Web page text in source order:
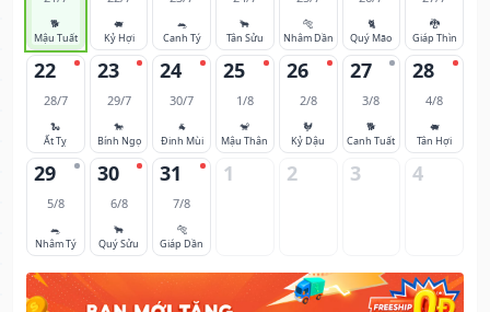
🐕
Mậu Tuất
🐖
Kỷ Hợi
🐀
Canh Tý
🐂
Tân Sửu
🐅
Nhâm Dần
🐈
Quý Mão
🐉
Giáp Thìn
22
28/7
🐍
Ất Tỵ
23
29/7
🐎
Bính Ngọ
24
30/7
🐐
Đinh Mùi
25
1/8
🐒
Mậu Thân
26
2/8
🐓
Kỷ Dậu
27
3/8
🐕
Canh Tuất
28
4/8
🐖
Tân Hợi
29
5/8
🐀
Nhâm Tý
30
6/8
🐂
Quý Sửu
31
7/8
🐅
Giáp Dần
1 2 3 4